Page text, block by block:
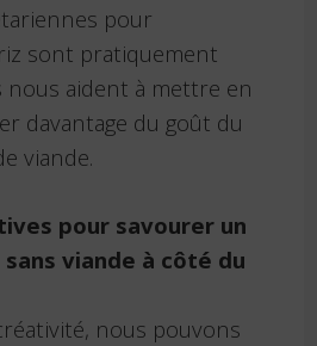
pour
sont pratiquement
aident à mettre en
davantage du goût du
viande.
pour savourer un
viande à côté du
nous pouvons